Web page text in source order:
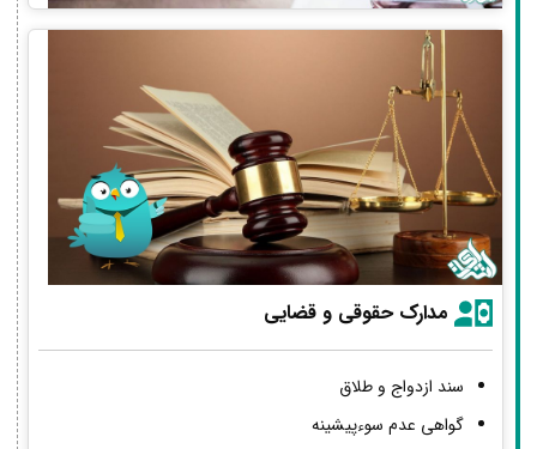
مدارک حقوقی و قضایی
سند ازدواج و طلاق
گواهی عدم سوءپیشینه